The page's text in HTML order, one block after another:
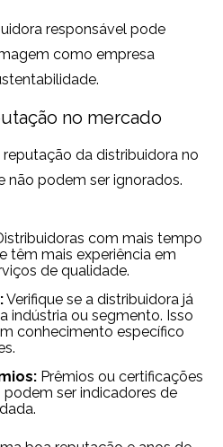
responsável pode
como empresa
no mercado
reputação da distribuidora no
não podem ser ignorados.
com mais tempo
têm mais experiência em
de qualidade.
Verifique se a distribuidora já
indústria ou segmento. Isso
conhecimento específico
Prêmios ou certificações
ser indicadores de